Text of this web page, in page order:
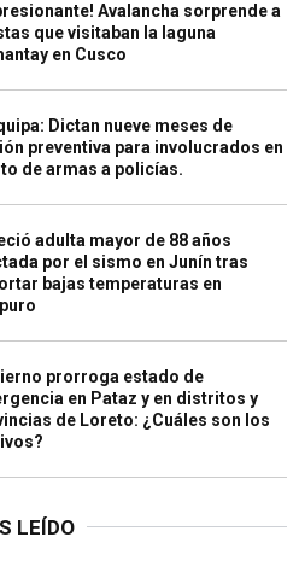
Avalancha sorprende a
que visitaban la laguna
en Cusco
Dictan nueve meses de
preventiva para involucrados en
de armas a policías.
adulta mayor de 88 años
por el sismo en Junín tras
bajas temperaturas en
prorroga estado de
en Pataz y en distritos y
de Loreto: ¿Cuáles son los
LEÍDO